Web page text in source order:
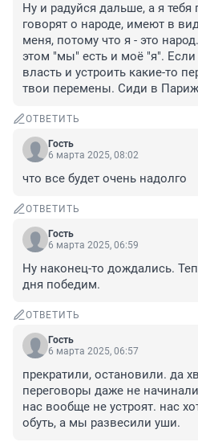
Ну и радуйся дальше, а я
говорят о народе, имеют в
меня, потому что я - это
этом "мы" есть и моё "я". Если
власть и устроить какие-то
твои перемены. Сиди в
ОТВЕТИТЬ
Гость
6 марта 2025, 08:02
что все будет очень надолго
ОТВЕТИТЬ
Гость
6 марта 2025, 06:59
Ну наконец-то дождались.
дня победим.
ОТВЕТИТЬ
Гость
6 марта 2025, 06:57
прекратили, остановили. да
переговоры даже не
нас вообще не устроят. нас
обуть, а мы развесили уши.